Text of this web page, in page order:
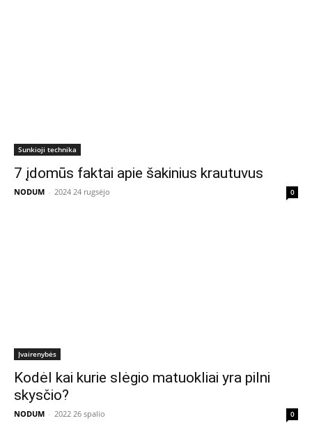
Sunkioji technika
7 įdomūs faktai apie šakinius krautuvus
NODUM - 2024 24 rugsėjo 0
Įvairenybės
Kodėl kai kurie slėgio matuokliai yra pilni
skysčio?
NODUM - 2022 26 spalio 0